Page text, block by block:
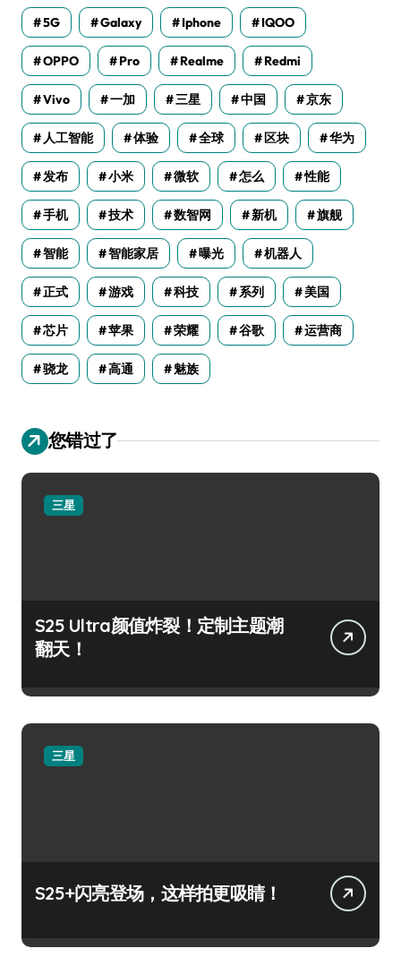
5G Galaxy Iphone IQOO
OPPO Pro Realme Redmi
Vivo 一加 三星 中国 京东
人工智能 体验 全球 区块 华为
发布 小米 微软 怎么 性能
手机 技术 数智网 新机 旗舰
智能 智能家居 曝光 机器人
正式 游戏 科技 系列 美国
芯片 苹果 荣耀 谷歌 运营商
骁龙 高通 魅族
您错过了
三星
S25 Ultra颜值炸裂！定制主题潮
翻天！
三星
S25+闪亮登场，这样拍更吸睛！